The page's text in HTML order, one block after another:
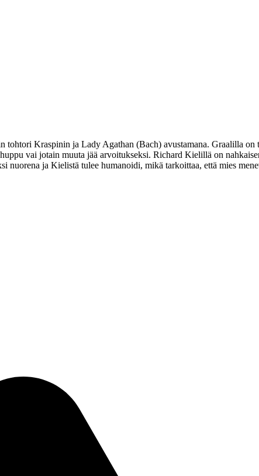
tohtori Kraspinin ja Lady Agathan (Bach) avustamana. Graalilla on
vai jotain muuta jää arvoitukseksi. Richard Kielillä on
ja Kielistä tulee humanoidi, mikä tarkoittaa, että mies